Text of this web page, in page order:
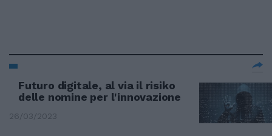
Futuro digitale, al via il risiko
delle nomine per l'innovazione
26/03/2023